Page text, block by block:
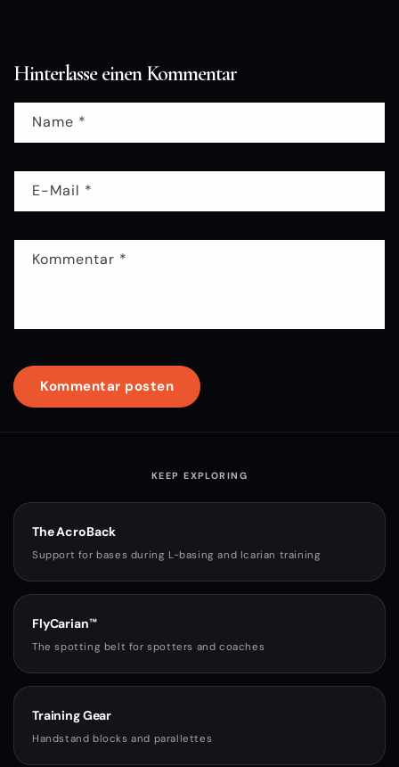
Hinterlasse einen Kommentar
Name *
E-Mail *
Kommentar *
KEEP EXPLORING
The AcroBack
Support for bases during L-basing and Icarian training
FlyCarian™
The spotting belt for spotters and coaches
Training Gear
Handstand blocks and parallettes